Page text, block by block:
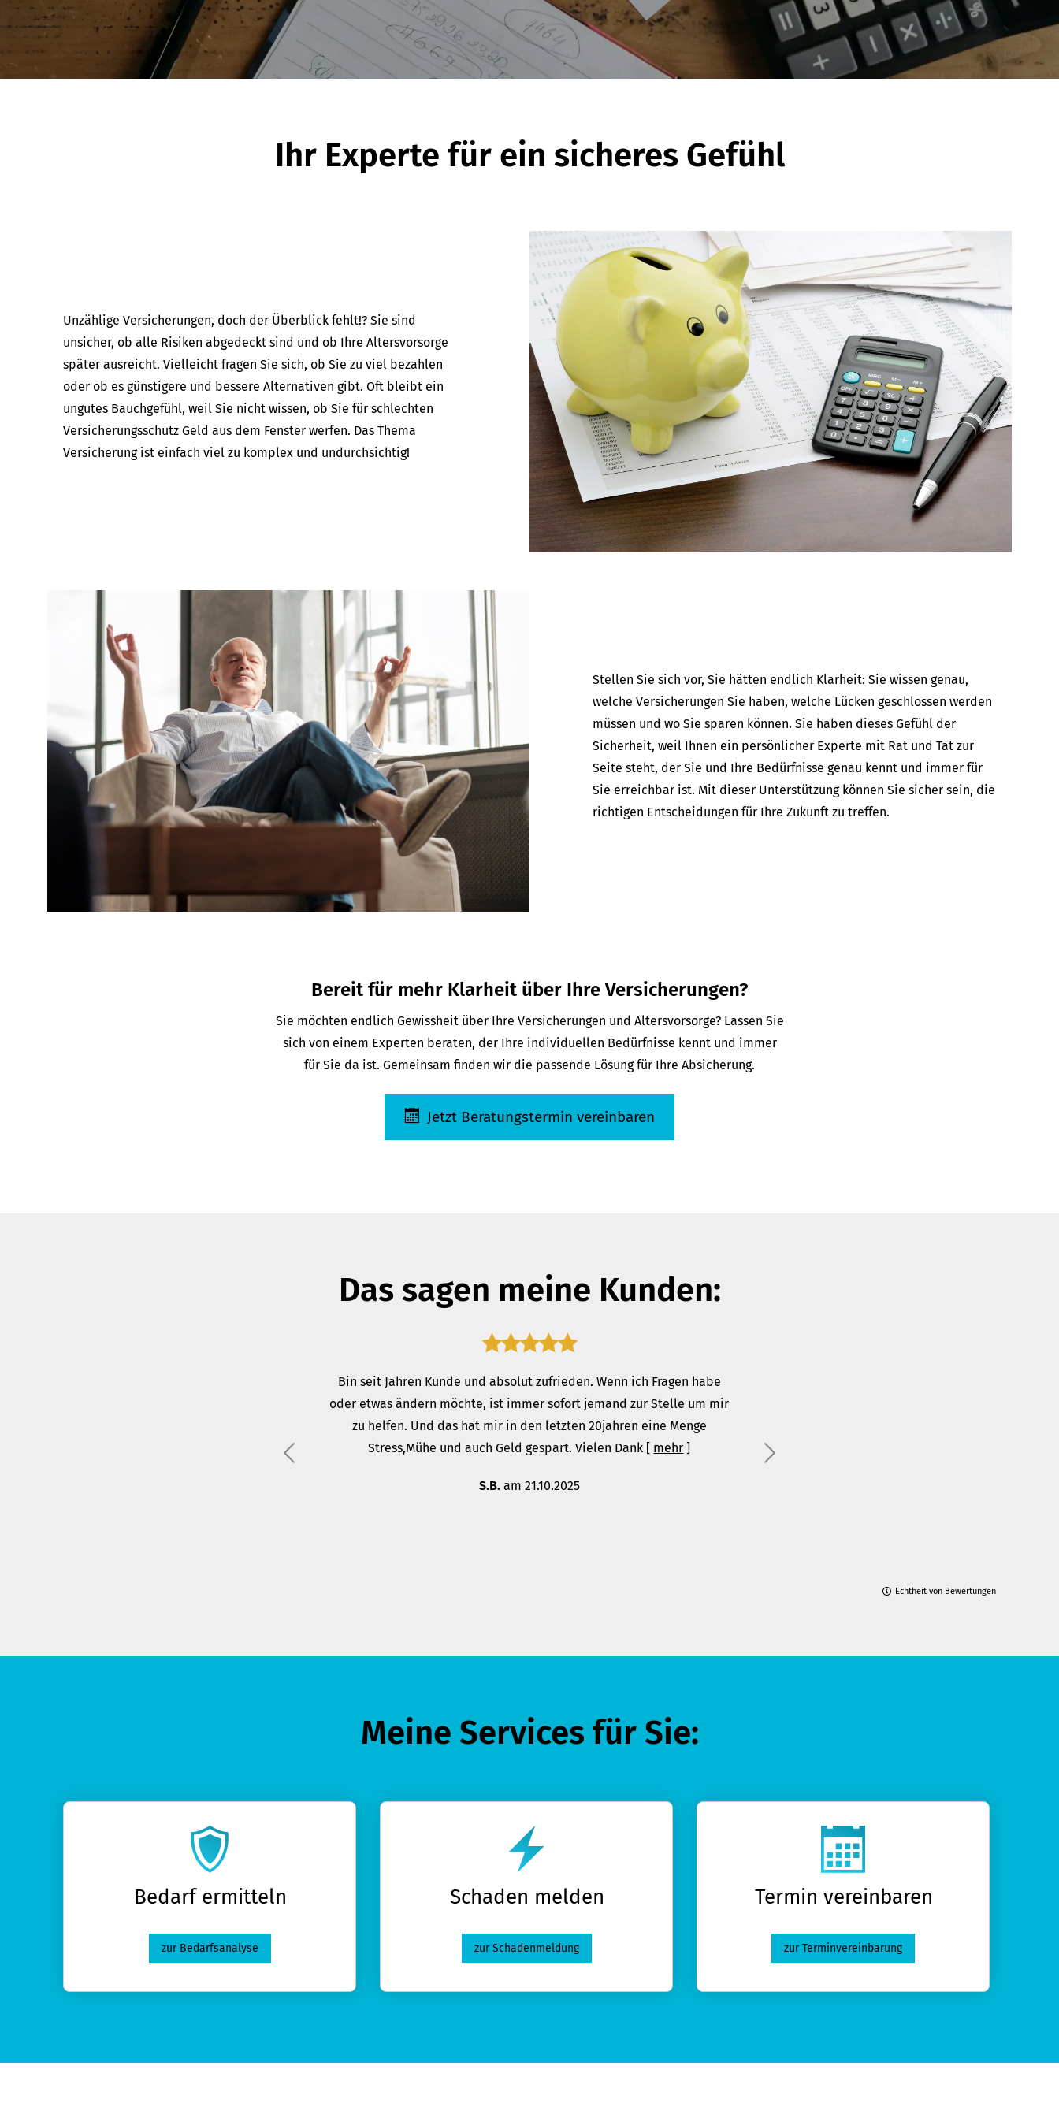
Ihr Experte für ein sicheres Gefühl
Unzählige Versicherungen, doch der Überblick fehlt!? Sie sind
unsicher, ob alle Risiken abgedeckt sind und ob Ihre Alters­vorsorge
später ausreicht. Vielleicht fragen Sie sich, ob Sie zu viel bezahlen
oder ob es günstigere und bessere Alternativen gibt. Oft bleibt ein
ungutes Bauchgefühl, weil Sie nicht wissen, ob Sie für schlechten
Versicherungsschutz Geld aus dem Fenster werfen. Das Thema
Versicherung ist einfach viel zu komplex und undurchsichtig!
Stellen Sie sich vor, Sie hätten endlich Klarheit: Sie wissen genau,
welche Versicherungen Sie haben, welche Lücken geschlossen werden
müssen und wo Sie sparen können. Sie haben dieses Gefühl der
Sicherheit, weil Ihnen ein persönlicher Experte mit Rat und Tat zur
Seite steht, der Sie und Ihre Bedürfnisse genau kennt und immer für
Sie erreichbar ist. Mit dieser Unterstützung können Sie sicher sein, die
richtigen Entscheidungen für Ihre Zukunft zu treffen.
Bereit für mehr Klarheit über Ihre Versicherungen?
Sie möchten endlich Gewissheit über Ihre Versicherungen und Alters­vorsorge? Lassen Sie
sich von einem Experten beraten, der Ihre individuellen Bedürfnisse kennt und immer
für Sie da ist. Gemeinsam finden wir die passende Lösung für Ihre Absicherung.
Jetzt Beratungstermin vereinbaren
Das sagen meine Kunden:
Bin seit Jahren Kunde und absolut zufrieden. Wenn ich Fragen habe
oder etwas ändern möchte, ist immer sofort jemand zur Stelle um mir
zu helfen. Und das hat mir in den letzten 20jahren eine Menge
Stress,Mühe und auch Geld gespart. Vielen Dank [ mehr ]
S.B.am 21.10.2025
Echtheit von Bewertungen
Meine Services für Sie:
Bedarf ermitteln
zur Bedarfsanalyse
Schaden melden
zur Schadenmeldung
Termin ver­ein­baren
zur Terminvereinbarung